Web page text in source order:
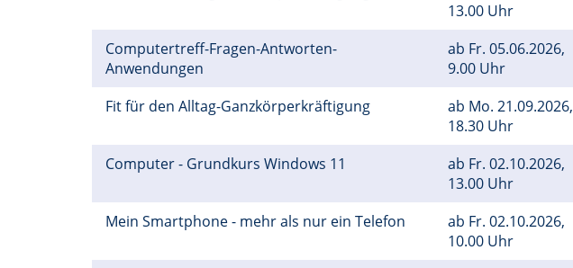
13.00 Uhr
Computertreff-Fragen-Antworten-
Anwendungen
ab Fr. 05.06.2026,
9.00 Uhr
Fit für den Alltag-Ganzkörperkräftigung ab Mo. 21.09.2026,
18.30 Uhr
Computer - Grundkurs Windows 11 ab Fr. 02.10.2026,
13.00 Uhr
Mein Smartphone - mehr als nur ein Telefon ab Fr. 02.10.2026,
10.00 Uhr